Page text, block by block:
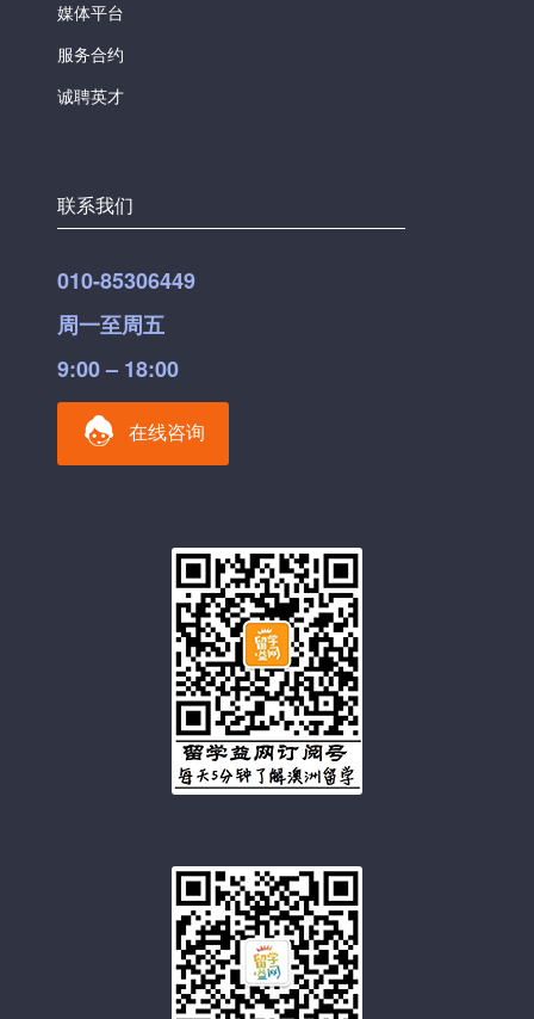
媒体平台
服务合约
诚聘英才
联系我们
010-85306449
周一至周五
9:00 – 18:00
在线咨询